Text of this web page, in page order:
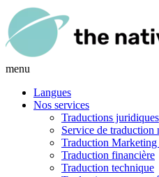
menu
Langues
Nos services
Traductions juridiques
Service de traduction
Traduction Marketing
Traduction financière
Traduction technique